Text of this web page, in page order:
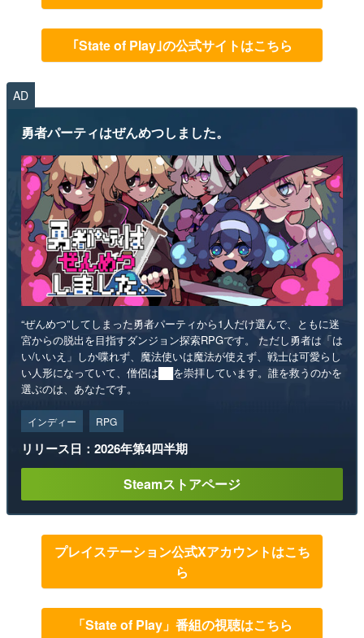
｢State of Play｣の公式サイトはこちら
AD
勇者パーティはぜんめつしました。
“ぜんめつ”してしまった勇者パーティから1人だけ選んで、ともに迷
宮からの脱出を目指すダンジョン探索RPGです。 ただし勇者は「は
い/いいえ」しか喋れず、魔法使いは魔法が使えず、戦士は可愛らし
い人形になっていて、僧侶は██を崇拝しています。誰を救うのかを
選ぶのは、あなたです。
インディー RPG
リリース日：2026年第4四半期
Steamストアページ
プレイステーション公式Xアカウントはこち
ら
「State of Play」番組の視聴はこちら